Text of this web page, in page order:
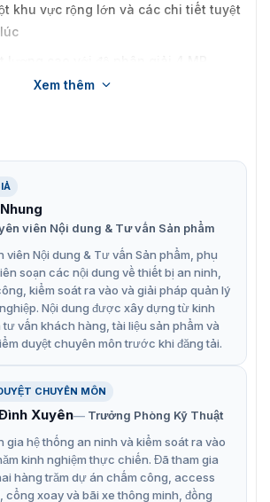
khu vực rộng lớn và các chi tiết tuyệt
sáng yếu tuyệt vời với công nghệ
số 16 ×
BLC, 3D DNR, khử sương mù, phơi
lấy nét theo vùng, lấy nét nhanh
đêm mở rộng với khoảng cách IR lên
kênh bullet và khoảng cách IR 200 m
VDC
ngủ theo lịch trình và chế độ ngủ công
Xem thêm
viên Nội dung & Tư vấn Sản phẩm
viên Nội dung & Tư vấn Sản phẩm, phụ
soạn các nội dung về thiết bị an ninh,
kiểm soát ra vào và giải pháp quản lý
Nội dung được xây dựng từ kinh
tư vấn khách hàng, tài liệu sản phẩm và
duyệt chuyên môn trước khi đăng tải.
CHUYÊN MÔN
Xuyên
Trưởng Phòng Kỹ Thuật
gia hệ thống an ninh và kiểm soát ra vào
kinh nghiệm thực chiến. Đã tham gia
hàng trăm dự án chấm công, access
cổng xoay và bãi xe thông minh, đồng